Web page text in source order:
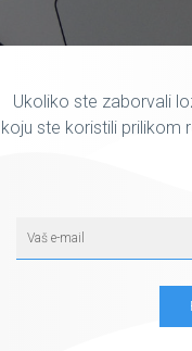
Ukoliko ste zaborvali
koju ste koristili prilikom